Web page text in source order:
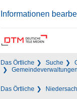
Informationen
Das Örtliche Suche
Das Örtliche